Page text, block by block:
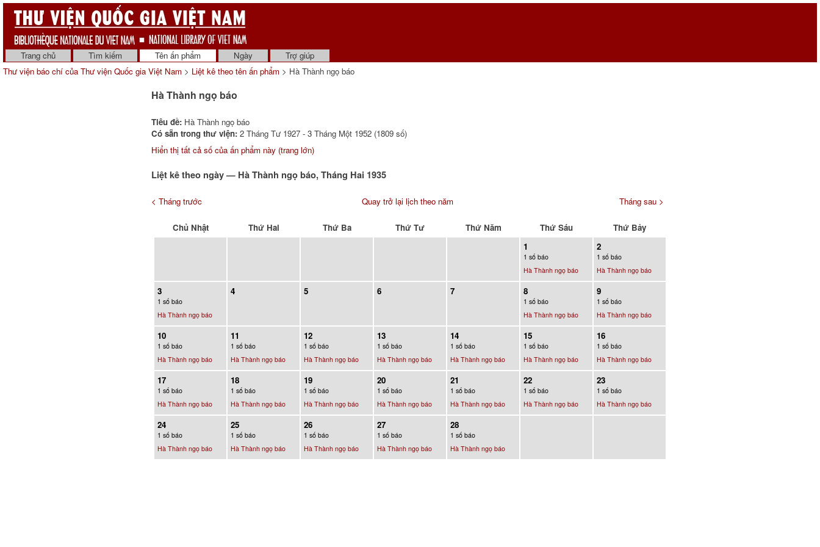
Trang chủ Tìm kiếm Tên ấn phẩm Ngày
Trợ giúp
Thư viện báo chí của Thư viện Quốc gia Việt Nam > Liệt kê theo tên ấn phẩm > Hà Thành ngọ báo
Hà Thành ngọ báo
Tiêu đề: Hà Thành ngọ báo
Có sẵn trong thư viện: 2 Tháng Tư 1927 - 3 Tháng Một 1952 (1809 số)
Hiển thị tất cả số của ấn phẩm này (trang lớn)
Liệt kê theo ngày — Hà Thành ngọ báo, Tháng Hai 1935
< Tháng trước Quay trở lại lịch theo năm Tháng sau >
Chủ Nhật Thứ Hai Thứ Ba Thứ Tư Thứ Năm Thứ Sáu
Thứ Bảy
1
1 số báo
Hà Thành ngọ báo
2
1 số báo
Hà Thành ngọ báo
3
1 số báo
Hà Thành ngọ báo
4 5 6 7 8
1 số báo
Hà Thành ngọ báo
9
1 số báo
Hà Thành ngọ báo
10
1 số báo
Hà Thành ngọ báo
11
1 số báo
Hà Thành ngọ báo
12
1 số báo
Hà Thành ngọ báo
13
1 số báo
Hà Thành ngọ báo
14
1 số báo
Hà Thành ngọ báo
15
1 số báo
Hà Thành ngọ báo
16
1 số báo
Hà Thành ngọ báo
17
1 số báo
Hà Thành ngọ báo
18
1 số báo
Hà Thành ngọ báo
19
1 số báo
Hà Thành ngọ báo
20
1 số báo
Hà Thành ngọ báo
21
1 số báo
Hà Thành ngọ báo
22
1 số báo
Hà Thành ngọ báo
23
1 số báo
Hà Thành ngọ báo
24
1 số báo
Hà Thành ngọ báo
25
1 số báo
Hà Thành ngọ báo
26
1 số báo
Hà Thành ngọ báo
27
1 số báo
Hà Thành ngọ báo
28
1 số báo
Hà Thành ngọ báo